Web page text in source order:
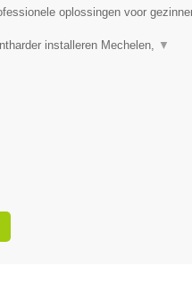
oplossingen voor
installeren Mechelen, ▼